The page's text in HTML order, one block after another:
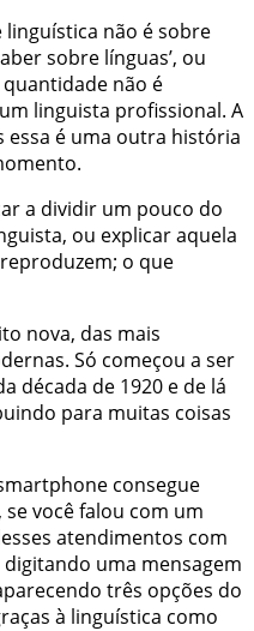
não é sobre
sobre línguas’, ou
não é
linguista profissional. A
essa é uma outra história
a dividir um pouco do
ou explicar aquela
o que
nova, das mais
Só começou a ser
década de 1920 e de lá
para muitas coisas
consegue
você falou com um
atendimentos com
uma mensagem
três opções do
à linguística como